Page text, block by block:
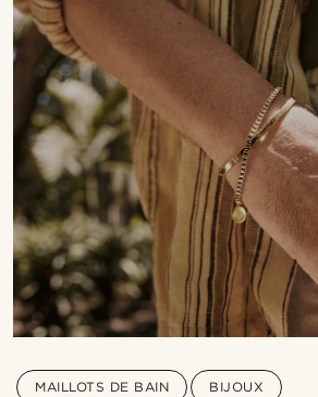
MAILLOTS DE BAIN BIJOUX